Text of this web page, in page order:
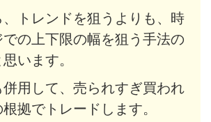
トレンドを狙うよりも、時
の上下限の幅を狙う手法の
います。
用して、売られすぎ買われ
拠でトレードします。